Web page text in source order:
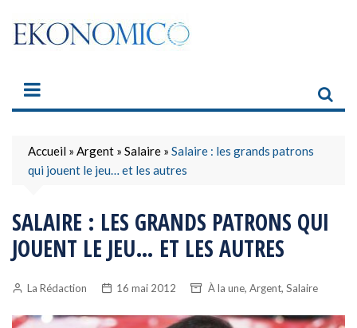
content
Accueil » Argent » Salaire » Salaire : les grands patrons
qui jouent le jeu… et les autres
SALAIRE : LES GRANDS PATRONS QUI
JOUENT LE JEU… ET LES AUTRES
La Rédaction 16 mai 2012 À la une, Argent, Salaire